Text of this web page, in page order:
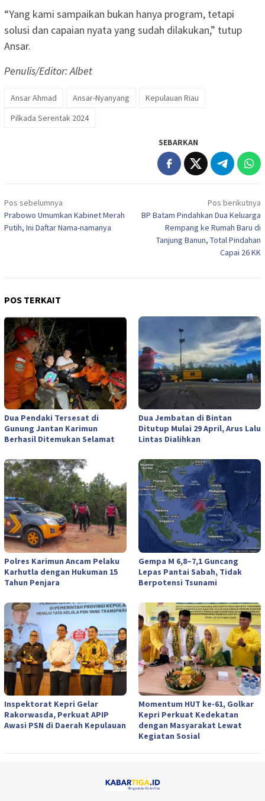
“Yang kami sampaikan bukan hanya program, tetapi
solusi dan capaian nyata yang sudah dilakukan,” tutup
Ansar.
Penulis/Editor: Albet
Ansar Ahmad Ansar-Nyanyang
Kepulauan Riau
Pilkada Serentak 2024
SEBARKAN
Navigasi
pos
Pos sebelumnya
Prabowo Umumkan Kabinet Merah
Putih, Ini Daftar Nama-namanya
Pos berikutnya
BP Batam Pindahkan Dua Keluarga
Rempang ke Rumah Baru di
Tanjung Banun, Total Pindahan
Capai 26 KK
POS TERKAIT
Dua Pendaki Tersesat di
Gunung Jantan Karimun
Berhasil Ditemukan Selamat
Dua Jembatan di Bintan
Ditutup Mulai 29 April, Arus Lalu
Lintas Dialihkan
Polres Karimun Ancam Pelaku
Karhutla dengan Hukuman 15
Tahun Penjara
Gempa M 6,8–7,1 Guncang
Lepas Pantai Sabah, Tidak
Berpotensi Tsunami
Inspektorat Kepri Gelar
Rakorwasda, Perkuat APIP
Awasi PSN di Daerah Kepulauan
Momentum HUT ke-61, Golkar
Kepri Perkuat Kedekatan
dengan Masyarakat Lewat
Kegiatan Sosial